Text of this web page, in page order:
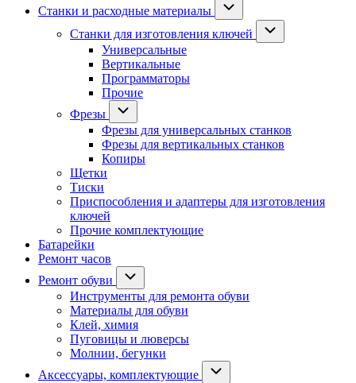
Станки и расходные материалы
Станки для изготовления ключей
Универсальные
Вертикальные
Программаторы
Прочие
Фрезы
Фрезы для универсальных станков
Фрезы для вертикальных станков
Копиры
Щетки
Тиски
Приспособления и адаптеры для изготовления
ключей
Прочие комплектующие
Батарейки
Ремонт часов
Ремонт обуви
Инструменты для ремонта обуви
Материалы для обуви
Клей, химия
Пуговицы и люверсы
Молнии, бегунки
Аксессуары, комплектующие